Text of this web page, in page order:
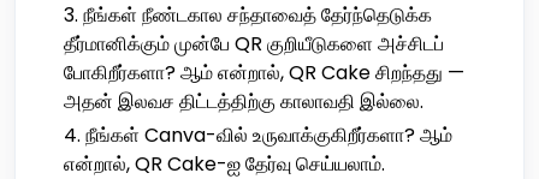
நீங்கள் நீண்டகால சந்தாவைத் தேர்ந்தெடுக்க
தீர்மானிக்கும் முன்பே QR குறியீடுகளை அச்சிடப்
போகிறீர்களா? ஆம் என்றால், QR Cake சிறந்தது —
அதன் இலவச திட்டத்திற்கு காலாவதி இல்லை.
நீங்கள் Canva-வில் உருவாக்குகிறீர்களா? ஆம்
என்றால், QR Cake-ஐ தேர்வு செய்யலாம்.